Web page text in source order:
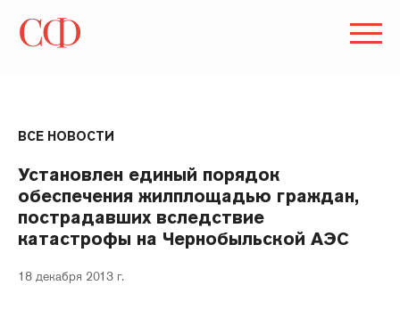
ВСЕ НОВОСТИ
Установлен единый порядок
обеспечения жилплощадью граждан,
пострадавших вследствие
катастрофы на Чернобыльской АЭС
18 декабря 2013 г.